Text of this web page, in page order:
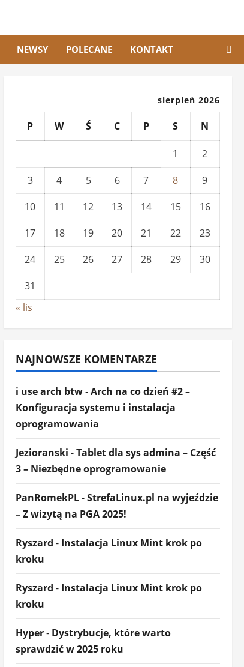
NEWSY POLECANE KONTAKT
sierpień 2026
P W Ś C P S N
1
2
3
4 5 6 7 8
9
10
11 12 13 14 15
16
17
18 19 20 21 22
23
24
25 26 27 28 29
30
31
« lis
NAJNOWSZE KOMENTARZE
i use arch btw-Arch na co dzień #2 –
Konfiguracja systemu i instalacja
oprogramowania
Jezioranski -Tablet dla sys admina – Część
3 – Niezbędne oprogramowanie
PanRomekPL-StrefaLinux.pl na wyjeździe
– Z wizytą na PGA 2025!
Ryszard - Instalacja Linux Mint krok po
kroku
Ryszard - Instalacja Linux Mint krok po
kroku
Hyper- Dystrybucje, które warto
sprawdzić w 2025 roku